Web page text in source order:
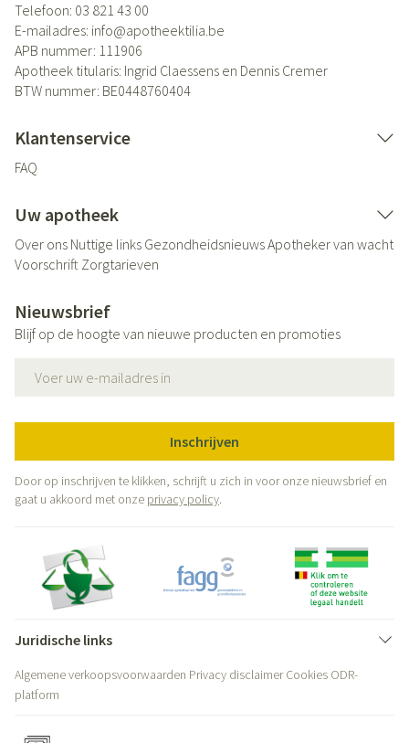
Telefoon: 03 821 43 00
E-mailadres: info@apotheektilia.be
APB nummer: 111906
Apotheek titularis: Ingrid Claessens en Dennis Cremer
BTW nummer: BE0448760404
Klantenservice
FAQ
Uw apotheek
Over ons Nuttige links GezondheidsnieuwsApotheker van wacht
Voorschrift Zorgtarieven
Nieuwsbrief
Blijf op de hoogte van nieuwe producten en promoties
Inschrijven
Door op inschrijven te klikken, schrijft u zich in voor onze nieuwsbrief en
gaat u akkoord met onze privacy policy.
Juridische links
Algemene verkoopsvoorwaarden Privacy disclaimer Cookies ODR-
platform